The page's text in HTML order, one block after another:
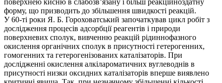
поверхнею кисню в слабозв’язану і більш реакційноздатну
форму, що призводить до збільшення швидкості реакцій.
У 60-ті роки Я. Б. Гороховатський започаткував цикл робіт з
дослідження процесів адсорбції реагентів і природи
поверхневих сполук, вивченню реакцій рідиннофазного
окислення органічних сполук в присутності гетерогенних,
гомогенних та гетерогенізованих каталізаторів. При
дослідженні окислення алкілароматичних вуглеводнів в
присутності низки оксидних каталізаторів вперше виявлено